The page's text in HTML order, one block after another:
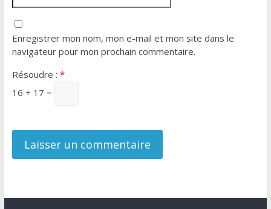
Enregistrer mon nom, mon e-mail et mon site dans le
navigateur pour mon prochain commentaire.
Résoudre : *
16 + 17 =